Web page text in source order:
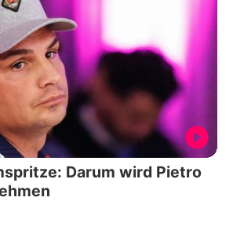
Darum wird Pietro